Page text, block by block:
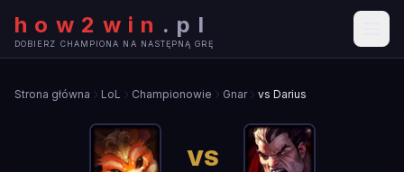
how2win . pl
DOBIERZ CHAMPIONA NA NASTĘPNĄ GRĘ
Strona główna LoL Championowie Gnar vs Darius
VS